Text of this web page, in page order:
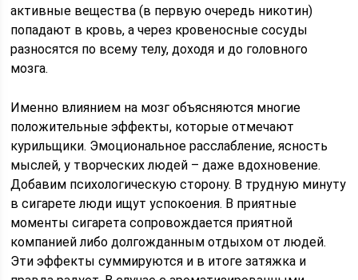
активные вещества (в первую очередь никотин)
попадают в кровь, а через кровеносные сосуды
разносятся по всему телу, доходя и до головного
мозга.
Именно влиянием на мозг объясняются многие
положительные эффекты, которые отмечают
курильщики. Эмоциональное расслабление, ясность
мыслей, у творческих людей – даже вдохновение.
Добавим психологическую сторону. В трудную минуту
в сигарете люди ищут успокоения. В приятные
моменты сигарета сопровождается приятной
компанией либо долгожданным отдыхом от людей.
Эти эффекты суммируются и в итоге затяжка и